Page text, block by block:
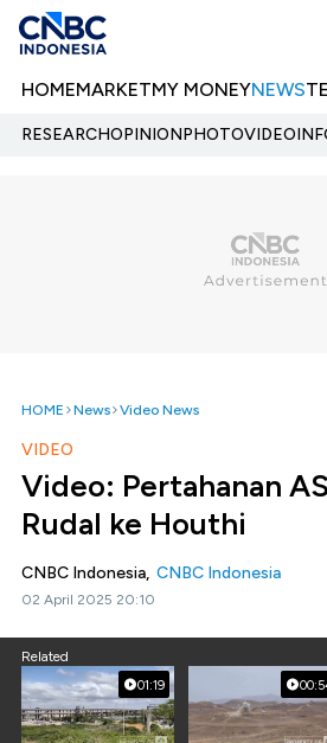
HOMEMARKETMY MONEYNEWS
RESEARCHOPINIONPHOTOVIDEO
HOME News Video News
VIDEO
Video: Pertahanan
Rudal ke Houthi
CNBC Indonesia, CNBC Indonesia
02 April 2025 20:10
Related
01:19